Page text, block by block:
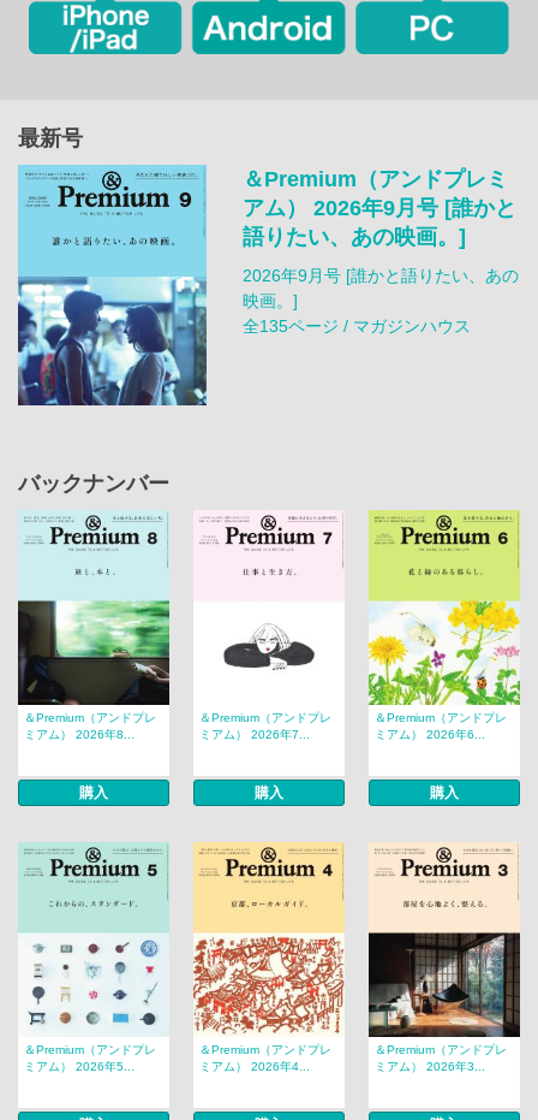
最新号
＆Premium（アンドプレミ
アム） 2026年9月号 [誰かと
語りたい、あの映画。]
2026年9月号 [誰かと語りたい、あの
映画。]
全135ページ / マガジンハウス
バックナンバー
＆Premium（アンドプレ
ミアム） 2026年8...
購入
＆Premium（アンドプレ
ミアム） 2026年7...
購入
＆Premium（アンドプレ
ミアム） 2026年6...
購入
＆Premium（アンドプレ
ミアム） 2026年5...
＆Premium（アンドプレ
ミアム） 2026年4...
＆Premium（アンドプレ
ミアム） 2026年3...